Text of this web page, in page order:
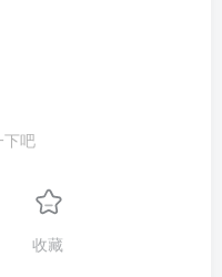
下吧
收藏